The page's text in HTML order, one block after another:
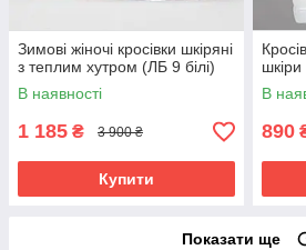
Зимові жіночі кросівки шкіряні
з теплим хутром (ЛБ 9 білі)
В наявності
1 185 ₴ 3 900 ₴
Купити
шкіри
В
890
Показати ще